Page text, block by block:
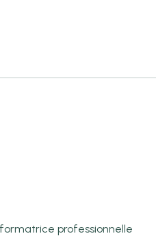
professionnelle